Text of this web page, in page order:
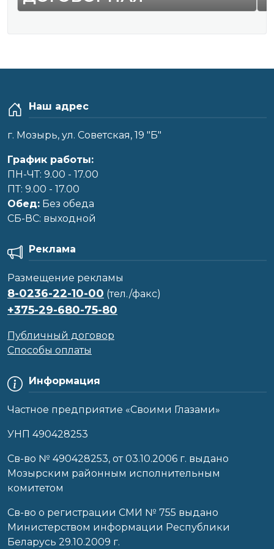
Наш адрес
г. Мозырь, ул. Советская, 19 "Б"
График работы:
ПН-ЧТ: 9.00 - 17.00
ПТ: 9.00 - 17.00
Обед: Без обеда
CБ-ВС: выходной
Информация
Частное предприятие «Своими Глазами»
УНП 490428253
Cв-во № 490428253, от 03.10.2006 г. выдано
Мозырским районным исполнительным
комитетом
Св-во о регистрации СМИ № 755 выдано
Министерством информации Республики
Беларусь 29.10.2009 г.
Реклама
Размещение рекламы
8-0236-22-10-00 (тел./факс)
+375-29-680-75-80
Публичный договор
Способы оплаты